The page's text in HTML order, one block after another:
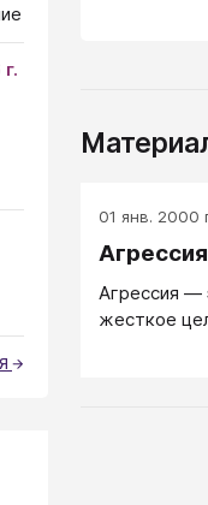
01 янв. 2000
Агрессия —
жесткое